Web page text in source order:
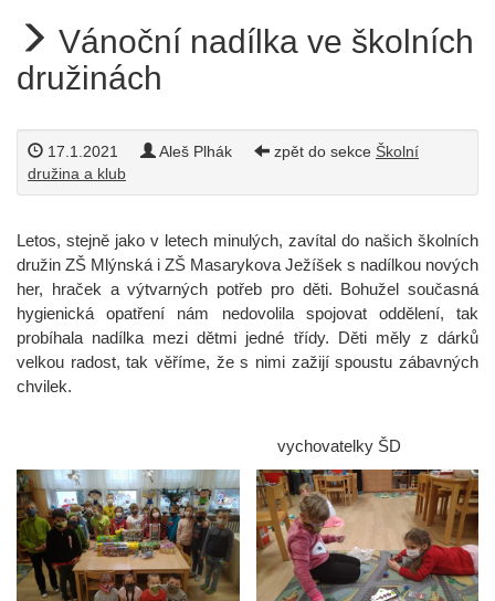
Vánoční nadílka ve školních
družinách
17.1.2021 Aleš Plhák zpět do sekce Školní
družina a klub
Letos, stejně jako v letech minulých, zavítal do našich školních
družin ZŠ Mlýnská i ZŠ Masarykova Ježíšek s nadílkou nových
her, hraček a výtvarných potřeb pro děti. Bohužel současná
hygienická opatření nám nedovolila spojovat oddělení, tak
probíhala nadílka mezi dětmi jedné třídy. Děti měly z dárků
velkou radost, tak věříme, že s nimi zažijí spoustu zábavných
chvilek.
vychovatelky ŠD